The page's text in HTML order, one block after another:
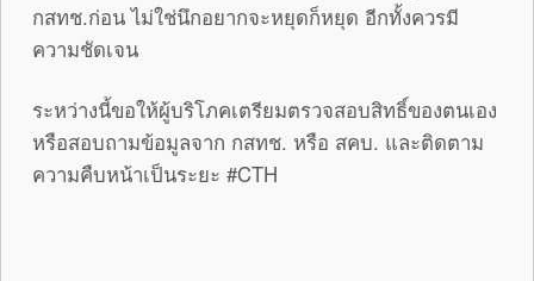
กสทช.ก่อน ไม่ใช่นึกอยากจะหยุดก็หยุด อีกทั้งควรมี
ความชัดเจน
ระหว่างนี้ขอให้ผู้บริโภคเตรียมตรวจสอบสิทธิ์ของตนเอง
หรือสอบถามข้อมูลจาก กสทช. หรือ สคบ. และติดตาม
ความคืบหน้าเป็นระยะ #CTH